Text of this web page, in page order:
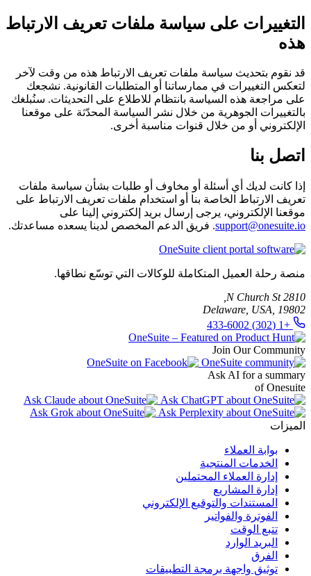
التغييرات على سياسة ملفات تعريف الارتباط
هذه
قد نقوم بتحديث سياسة ملفات تعريف الارتباط هذه من وقت لآخر
لتعكس التغييرات في ممارساتنا أو المتطلبات القانونية. نشجعك
على مراجعة هذه السياسة بانتظام للاطلاع على التحديثات. سنُبلغك
بالتغييرات الجوهرية من خلال نشر السياسة المحدّثة على موقعنا
الإلكتروني أو من خلال قنوات مناسبة أخرى.
اتصل بنا
إذا كانت لديك أي أسئلة أو مخاوف أو طلبات بشأن سياسة ملفات
تعريف الارتباط الخاصة بنا أو استخدام ملفات تعريف الارتباط على
موقعنا الإلكتروني، يرجى إرسال بريد إلكتروني إلينا على
support@onesuite.io. فريق الدعم المخصص لدينا يسعده مساعدتك.
منصة رحلة العميل المتكاملة للوكالات التي توسّع نطاقها.
2810 N Church St,
Delaware, USA, 19802
+1 (302) 433-6002
Join Our Community
Ask AI for a summary
of Onesuite
الميزات
بوابة العملاء
الخدمات المنتجية
إدارة العملاء المحتملين
إدارة المشاريع
المستندات والتوقيع الإلكتروني
الفوترة والفواتير
تتبع الوقت
البريد الوارد
الفرق
توثيق واجهة برمجة التطبيقات